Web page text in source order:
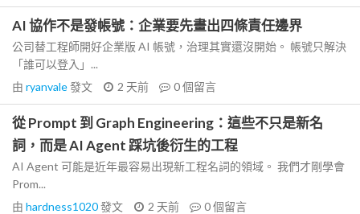
AI 協作不是發帳號：企業要先畫出四條責任邊界
公司替工程師開好企業版 AI 帳號，治理其實還沒開始。 帳號只解決
「誰可以登入」...
由 ryanvale發文 2 天前 0個留言
從 Prompt 到 Graph Engineering：這些不只是新名
詞，而是 AI Agent 踩坑後衍生的工程
AI Agent 可能是近年最容易出現新工程名詞的領域。 我們才剛學會
Prom...
由 hardness1020發文 2 天前 0個留言